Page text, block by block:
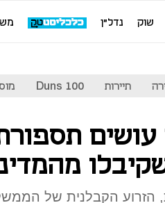
שוק נדל"ן
תיירות Duns 100
הזרוע הקבלנית של